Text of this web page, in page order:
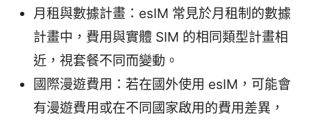
月租與數據計畫：esIM 常見於月租制的數據
計畫中，費用與實體 SIM 的相同類型計畫相
近，視套餐不同而變動。
國際漫遊費用：若在國外使用 esIM，可能會
有漫遊費用或在不同國家啟用的費用差異，